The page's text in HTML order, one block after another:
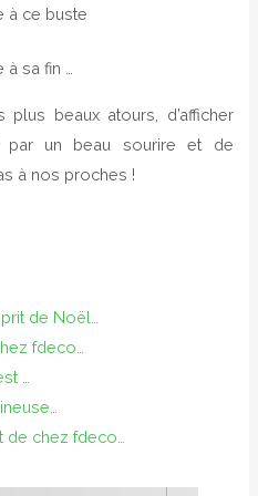
à ce buste
sa fin …
beaux atours, d’afficher
par un beau sourire et de
à nos proches !
de Noël…
fdeco…
…
chez fdeco…